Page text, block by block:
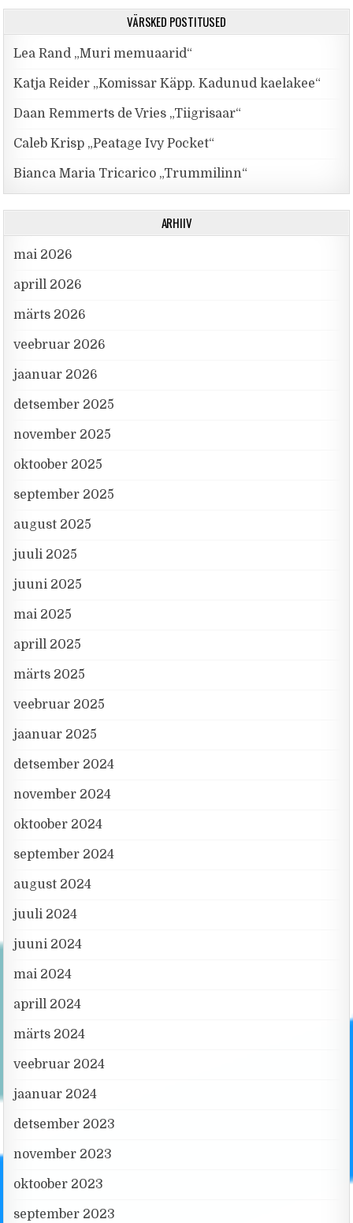
VÄRSKED POSTITUSED
Lea Rand „Muri memuaarid“
Katja Reider „Komissar Käpp. Kadunud kaelakee“
Daan Remmerts de Vries „Tiigrisaar“
Caleb Krisp „Peatage Ivy Pocket“
Bianca Maria Tricarico „Trummilinn“
ARHIIV
mai 2026
aprill 2026
märts 2026
veebruar 2026
jaanuar 2026
detsember 2025
november 2025
oktoober 2025
september 2025
august 2025
juuli 2025
juuni 2025
mai 2025
aprill 2025
märts 2025
veebruar 2025
jaanuar 2025
detsember 2024
november 2024
oktoober 2024
september 2024
august 2024
juuli 2024
juuni 2024
mai 2024
aprill 2024
märts 2024
veebruar 2024
jaanuar 2024
detsember 2023
november 2023
oktoober 2023
september 2023